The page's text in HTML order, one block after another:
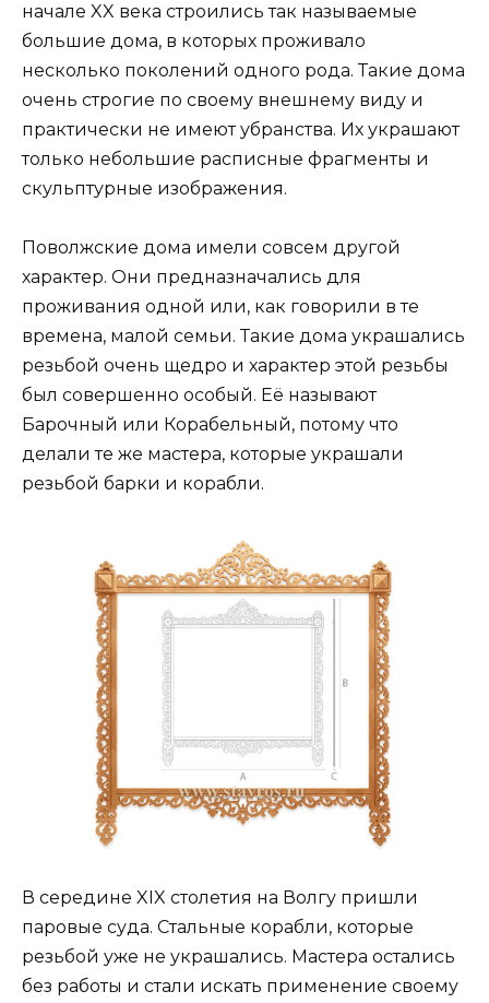
начале XX века строились так называемые
большие дома, в которых проживало
несколько поколений одного рода. Такие дома
очень строгие по своему внешнему виду и
практически не имеют убранства. Их украшают
только небольшие расписные фрагменты и
скульптурные изображения.
Поволжские дома имели совсем другой
характер. Они предназначались для
проживания одной или, как говорили в те
времена, малой семьи. Такие дома украшались
резьбой очень щедро и характер этой резьбы
был совершенно особый. Её называют
Барочный или Корабельный, потому что
делали те же мастера, которые украшали
резьбой барки и корабли.
В середине XIX столетия на Волгу пришли
паровые суда. Стальные корабли, которые
резьбой уже не украшались. Мастера остались
без работы и стали искать применение своему